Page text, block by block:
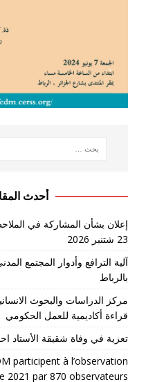
أحدث
إعلان بشأن المشاركة في
23 شتنبر 2026
آلية الترافع وأدوار المجتمع
بالرباط
مركز الدراسات والبحوث
قراءة أكاديمية للعمل الحكومي
تعزية في وفاة شقيقة الأستاد
participent à l’observation
2021 par 870 observateurs